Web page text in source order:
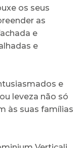
os seus
as
e
e
e
leveza não só
às suas famílias